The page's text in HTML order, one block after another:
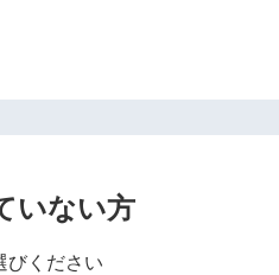
いない方
びください